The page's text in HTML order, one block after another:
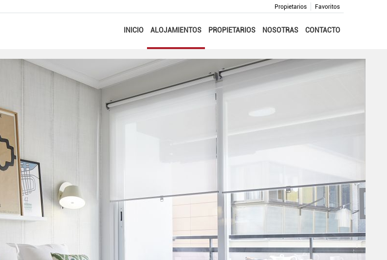
Favoritos
Propietarios
INICIO ALOJAMIENTOS PROPIETARIOS NOSOTRAS CONTACTO